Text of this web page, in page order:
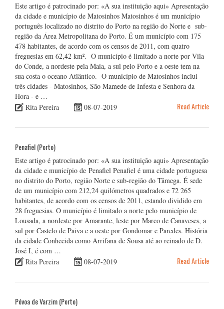
Este artigo é patrocinado por: «A sua instituição aqui» Apresentação
da cidade e município de Matosinhos Matosinhos é um município
português localizado no distrito do Porto na região do Norte e sub-
região da Área Metropolitana do Porto. É um município com 175
478 habitantes, de acordo com os censos de 2011, com quatro
freguesias em 62,42 km². O município é limitado a norte por Vila
do Conde, a nordeste pela Maia, a sul pelo Porto e a oeste tem na
sua costa o oceano Atlântico. O município de Matosinhos inclui
três cidades - Matosinhos, São Mamede de Infesta e Senhora da
Hora - e …
Rita Pereira
08-07-2019 Read Article
Penafiel (Porto)
Este artigo é patrocinado por: «A sua instituição aqui» Apresentação
da cidade e município de Penafiel Penafiel é uma cidade portuguesa
no distrito do Porto, região Norte e sub-região do Tâmega. É sede
de um município com 212,24 quilómetros quadrados e 72 265
habitantes, de acordo com os censos de 2011, estando dividido em
28 freguesias. O município é limitado a norte pelo município de
Lousada, a nordeste por Amarante, leste por Marco de Canaveses, a
sul por Castelo de Paiva e a oeste por Gondomar e Paredes. História
da cidade Conhecida como Arrifana de Sousa até ao reinado de D.
José I, é com …
Rita Pereira
08-07-2019 Read Article
Póvoa de Varzim (Porto)